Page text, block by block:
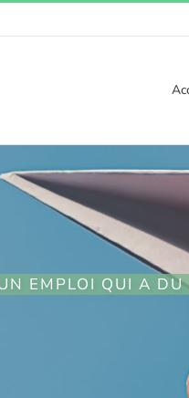
EMPLOI QUI A DU